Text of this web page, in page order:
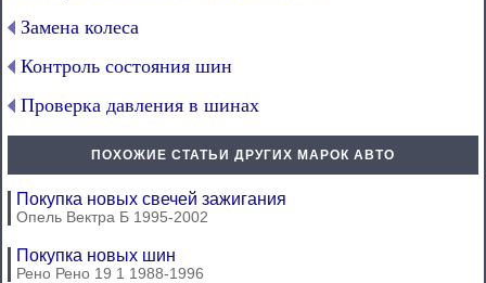
Замена колеса
Контроль состояния шин
Проверка давления в шинах
ПОХОЖИЕ СТАТЬИ ДРУГИХ МАРОК АВТО
Покупка новых свечей зажигания
Опель Вектра Б 1995-2002
Покупка новых шин
Рено Рено 19 1 1988-1996